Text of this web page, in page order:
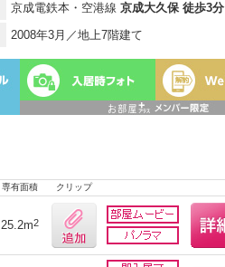
京成電鉄本・空港線 京成大久保 徒歩3分
2008年3月／地上7階建て
専有面積 クリップ
25.2m2